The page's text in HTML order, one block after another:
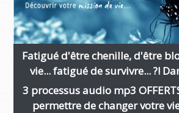
Fatigué d'être chenille, d'être
vie... fatigué de survivre... ?!
3 processus audio mp3
permettre de changer votre